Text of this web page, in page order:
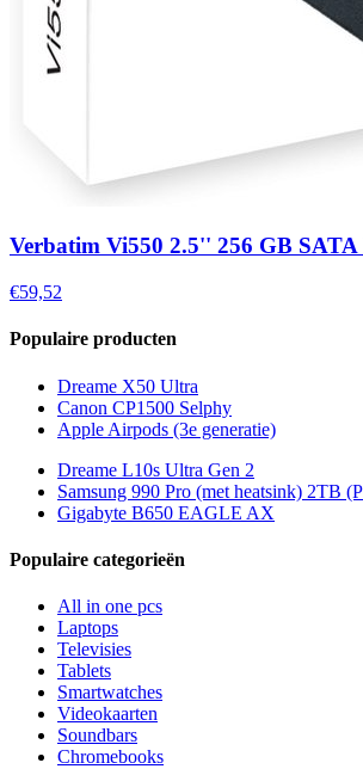
Verbatim Vi550 2.5'' 256 GB
€59,52
Populaire producten
Dreame X50 Ultra
Canon CP1500 Selphy
Apple Airpods (3e generatie)
Dreame L10s Ultra Gen 2
Samsung 990 Pro (met heatsink) 2TB
Gigabyte B650 EAGLE AX
Populaire categorieën
All in one pcs
Laptops
Televisies
Tablets
Smartwatches
Videokaarten
Soundbars
Chromebooks